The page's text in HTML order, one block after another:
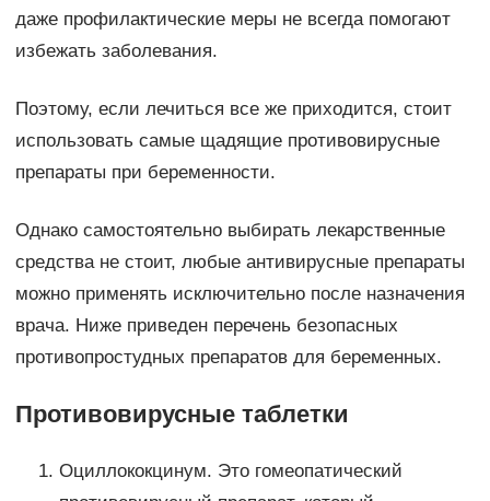
даже профилактические меры не всегда помогают
избежать заболевания.
Поэтому, если лечиться все же приходится, стоит
использовать самые щадящие противовирусные
препараты при беременности.
Однако самостоятельно выбирать лекарственные
средства не стоит, любые антивирусные препараты
можно применять исключительно после назначения
врача. Ниже приведен перечень безопасных
противопростудных препаратов для беременных.
Противовирусные таблетки
Оциллококцинум. Это гомеопатический